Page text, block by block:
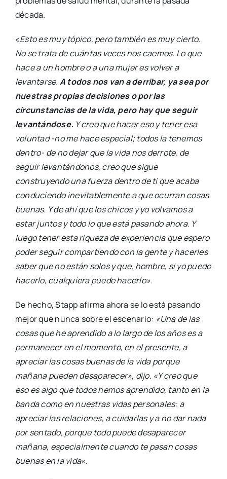
década.
«Esto es muy tópico, pero también es muy cierto.
No se trata de cuántas veces nos caemos. Lo que
hace a un hombre o a una mujer es volver a
levantarse. A todos nos van a derribar, ya sea por
nuestras propias decisiones o por las
circunstancias de la vida, pero hay que seguir
levantándose. Y creo que hacer eso y tener esa
voluntad -no me hace especial; todos la tenemos
dentro- de no dejar que la vida nos derrote, de
seguir levantándonos, creo que sigue
construyendo una fuerza dentro de ti que acaba
conduciendo inevitablemente a que ocurran cosas
buenas. Y de ahí que los chicos y yo volvamos a
estar juntos y todo lo que está pasando ahora. Y
luego tener esta riqueza de experiencia que espero
poder seguir compartiendo con la gente y hacerles
saber que no están solos y que, hombre, si yo puedo
hacerlo, cualquiera puede hacerlo».
De hecho, Stapp afirma ahora se lo está pasando
mejor que nunca sobre el escenario: «Una de las
cosas que he aprendido a lo largo de los años es a
permanecer en el momento, en el presente, a
apreciar las cosas buenas de la vida porque
mañana pueden desaparecer», dijo. «Y creo que
eso es algo que todos hemos aprendido, tanto en la
banda como en nuestras vidas personales: a
apreciar las relaciones, a cuidarlas y a no dar nada
por sentado, porque todo puede desaparecer
mañana, especialmente cuando te pasan cosas
buenas en la vida«.